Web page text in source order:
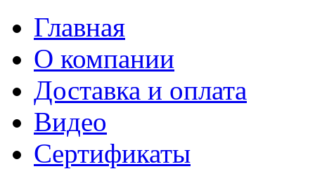
Главная
О компании
Доставка и оплата
Видео
Сертификаты